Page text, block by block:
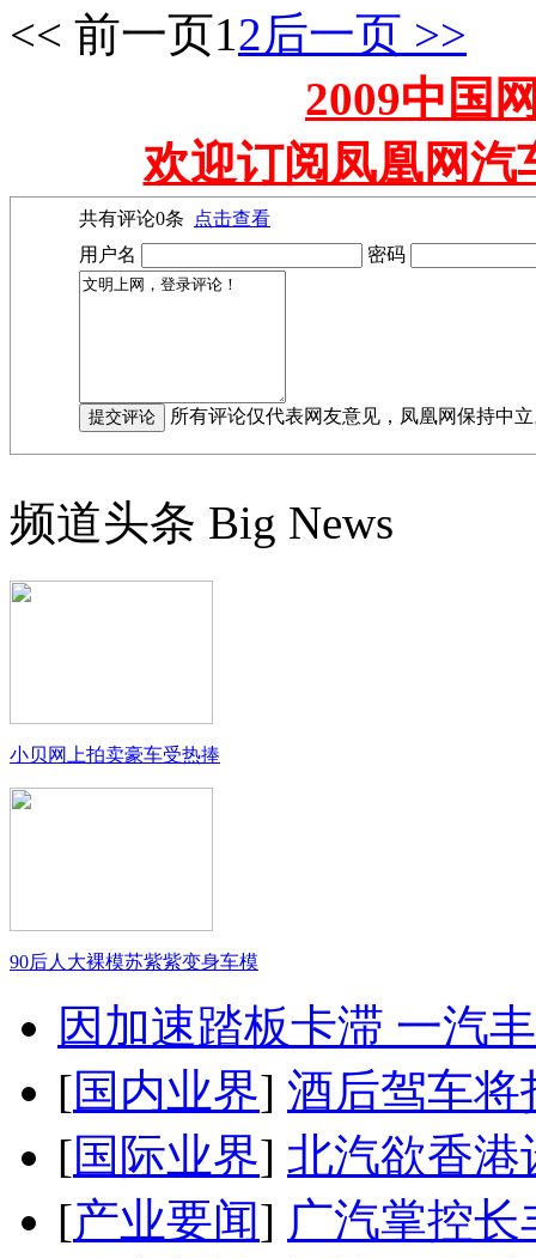
<< 前一页12后一页 >>
2009中国
欢迎订阅凤凰网汽
共有评论0条
点击查看
用户名
密码
所有评论仅代表网友意见，凤凰网保持中
频道头条 Big News
小贝网上拍卖豪车受热捧
90后人大裸模苏紫紫变身车模
因加速踏板卡滞 一汽
[国内业界] 酒后驾车将
[国际业界] 北汽欲香港
[产业要闻] 广汽掌控